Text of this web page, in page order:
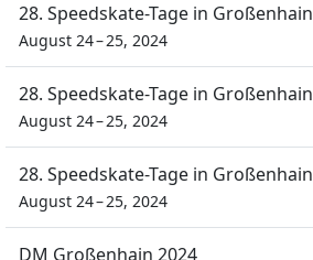
28. Speedskate-Tage in Großenhain
August 24 – 25, 2024
28. Speedskate-Tage in Großenhain
August 24 – 25, 2024
28. Speedskate-Tage in Großenhain
August 24 – 25, 2024
DM Großenhain 2024